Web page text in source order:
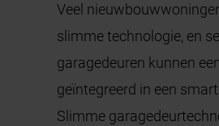
Veel
slimme technologie, en
garagedeuren kunnen
geïntegreerd in een
Slimme